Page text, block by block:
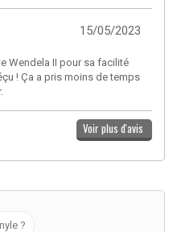
15/05/2023
Wendela II pour sa facilité
! Ça a pris moins de temps
Voir plus d'avis
?